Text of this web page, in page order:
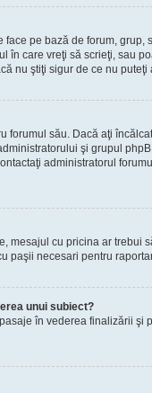
pe bază de forum, grup,
în care vreţi să scrieţi, sau
nu ştiţi sigur de ce nu
forumul său. Dacă aţi
şi grupul
administratorul
mesajul cu pricina ar trebui
paşii necesari pentru
unui subiect?
în vederea finalizării şi